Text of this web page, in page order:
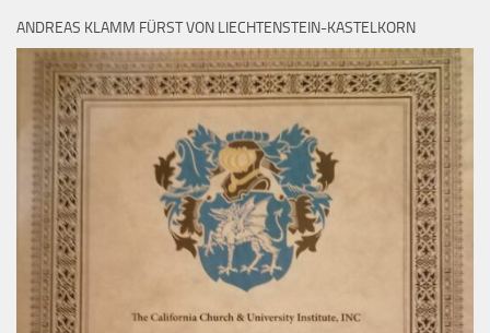
ANDREAS KLAMM FÜRST VON LIECHTENSTEIN-KASTELKORN